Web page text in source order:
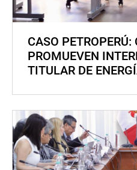
CASO PETROPERÚ:
PROMUEVEN
TITULAR DE